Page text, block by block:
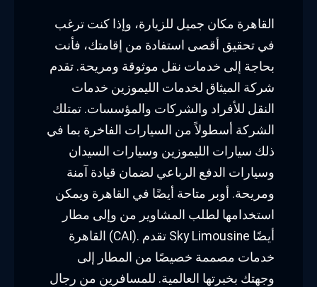
القاهرة مكان جميل للزيارة، وإذا كنت ترغب
في تحقيق أقصى استفادة من إقامتك، فأنت
بحاجة إلى خدمات نقل موثوقة ومريحة. تقدم
شركة الميثاق لخدمات الليموزين خدمات
النقل للأفراد والشركات والمؤسسات. تمتلك
الشركة أسطولاً من السيارات الفاخرة بما في
ذلك سيارات الليموزين وسيارات السيدان
وسيارات الدفع الرباعي لضمان قيادة آمنة
ومريحة. أوبر متاحة أيضًا في القاهرة ويمكن
استخدامها لطلب المشاوير من وإلى مطار
القاهرة (CAI). تقدم Sky Limousine أيضًا
خدمات مصممة خصيصًا من المطار إلى
وجهتك بخبرتها العالمية. للمسافرين من رجال